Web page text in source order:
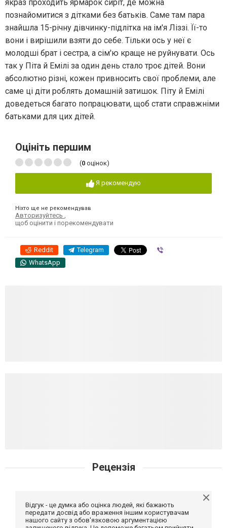
якраз проходить ярмарок сиріт, де можна
познайомитися з дітками без батьків. Саме там пара
знайшла 15-річну дівчинку-підлітка на ім'я Ліззі. Її-то
вони і вирішили взяти до себе. Тільки ось у неї є
молодші брат і сестра, а сім'ю краще не руйнувати. Ось
так у Піта й Емілі за один день стало троє дітей. Вони
абсолютно різні, кожен привносить свої проблеми, але
саме ці діти роблять домашній затишок. Піту й Емілі
доведеться багато попрацювати, щоб стати справжніми
батьками для цих дітей.
Оцініть першим
(0 оцінок)
Я рекомендую
Ніхто ще не рекомендував
Авторизуйтесь
щоб оцінити і порекомендувати
Reddit Telegram
WhatsApp
Рецензія
Відгук - це думка або оцінка людей, які бажають
передати досвід або враження іншим користувачам
нашого сайту з обов'язковою аргументацією